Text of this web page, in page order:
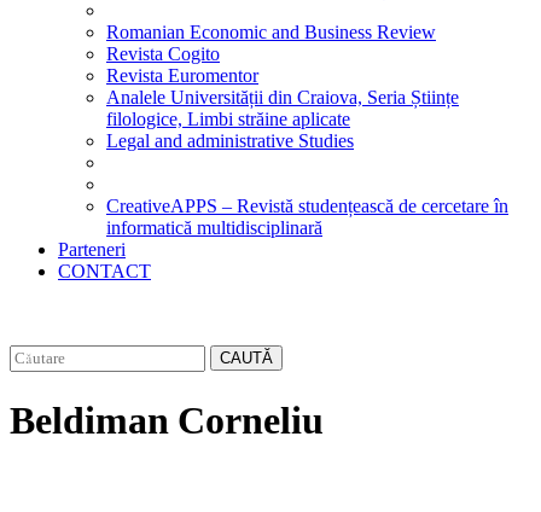
Romanian Economic and Business Review
Revista Cogito
Revista Euromentor
Analele Universității din Craiova, Seria Științe
filologice, Limbi străine aplicate
Legal and administrative Studies
CreativeAPPS – Revistă studențească de cercetare în
informatică multidisciplinară
Parteneri
CONTACT
CAUTĂ
Beldiman Corneliu